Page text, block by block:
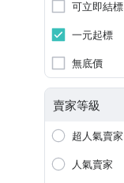
可立即結標
一元起標
無底價
賣家等級
超人氣賣家
人氣賣家